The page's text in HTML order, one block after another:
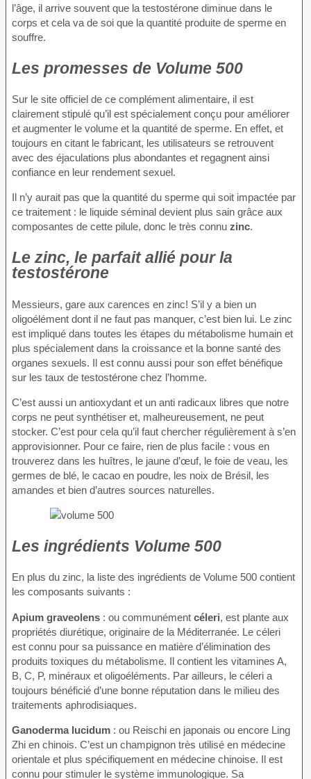
l’âge, il arrive souvent que la testostérone diminue dans le
corps et cela va de soi que la quantité produite de sperme en
souffre.
Les promesses de Volume 500
Sur le site officiel de ce complément alimentaire, il est
clairement stipulé qu’il est spécialement conçu pour améliorer
et augmenter le volume et la quantité de sperme. En effet, et
toujours en citant le fabricant, les utilisateurs se retrouvent
avec des éjaculations plus abondantes et regagnent ainsi
confiance en leur rendement sexuel.
Il n’y aurait pas que la quantité du sperme qui soit impactée par
ce traitement : le liquide séminal devient plus sain grâce aux
composantes de cette pilule, donc le très connu zinc.
Le zinc, le parfait allié pour la
testostérone
Messieurs, gare aux carences en zinc! S’il y a bien un
oligoélément dont il ne faut pas manquer, c’est bien lui. Le zinc
est impliqué dans toutes les étapes du métabolisme humain et
plus spécialement dans la croissance et la bonne santé des
organes sexuels. Il est connu aussi pour son effet bénéfique
sur les taux de testostérone chez l’homme.
C’est aussi un antioxydant et un anti radicaux libres que notre
corps ne peut synthétiser et, malheureusement, ne peut
stocker. C’est pour cela qu’il faut chercher régulièrement à s’en
approvisionner. Pour ce faire, rien de plus facile : vous en
trouverez dans les huîtres, le jaune d’œuf, le foie de veau, les
germes de blé, le cacao en poudre, les noix de Brésil, les
amandes et bien d’autres sources naturelles.
Les ingrédients Volume 500
En plus du zinc, la liste des ingrédients de Volume 500 contient
les composants suivants :
Apium graveolens : ou communément céleri, est plante aux
propriétés diurétique, originaire de la Méditerranée. Le céleri
est connu pour sa puissance en matière d’élimination des
produits toxiques du métabolisme. Il contient les vitamines A,
B, C, P, minéraux et oligoéléments. Par ailleurs, le céleri a
toujours bénéficié d’une bonne réputation dans le milieu des
traitements aphrodisiaques.
Ganoderma lucidum : ou Reischi en japonais ou encore Ling
Zhi en chinois. C’est un champignon très utilisé en médecine
orientale et plus spécifiquement en médecine chinoise. Il est
connu pour stimuler le système immunologique. Sa